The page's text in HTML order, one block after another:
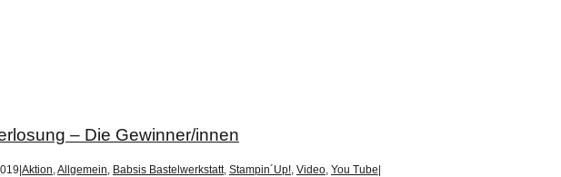
– Die Gewinner/innen
Aktion,Allgemein, Babsis Bastelwerkstatt, Stampin´Up!, Video, You Tube